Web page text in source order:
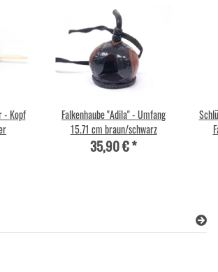
- Kopf
Falkenhaube "Adila" - Umfang
15.71 cm braun/schwarz
35,90 €*